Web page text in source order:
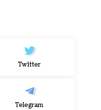
Twitter
Telegram